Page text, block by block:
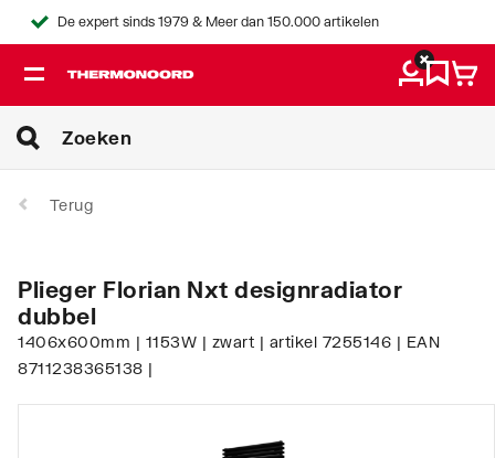
De expert sinds 1979 & Meer dan 150.000 artikelen
Terug
Plieger Florian Nxt designradiator
dubbel
1406x600mm | 1153W | zwart | artikel 7255146 | EAN
8711238365138 |